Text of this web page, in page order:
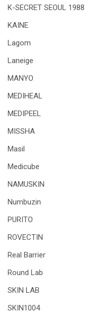
K-SECRET SEOUL 1988
KAINE
Lagom
Laneige
MANYO
MEDIHEAL
MEDIPEEL
MISSHA
Masil
Medicube
NAMUSKIN
Numbuzin
PURITO
ROVECTIN
Real Barrier
Round Lab
SKIN LAB
SKIN1004